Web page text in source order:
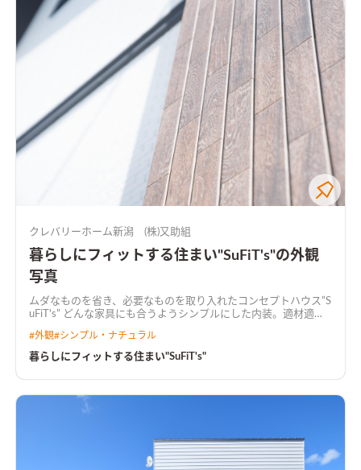
クレバリーホーム新潟 (株)又助組
暮らしにフィットする住まい"SuFiT's"の外観
写真
ムダなものを省き、必要なものを取り入れたコンセプトハウス”S
uFiT's” どんな家具にも合うようシンプルにした内装。適材適所
時短にも繋がり、家族時間が増えていきます。
#外観#シンプル・ナチュラル
暮らしにフィットする住まい"SuFiT's"